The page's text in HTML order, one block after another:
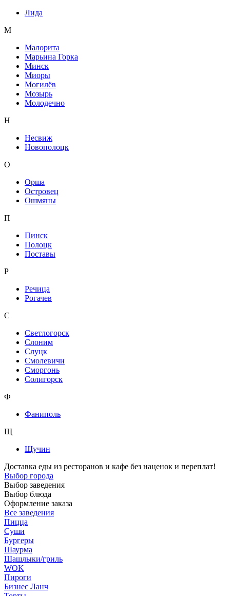
Лида
М
Малорита
Марьина Горка
Минск
Миоры
Могилёв
Мозырь
Молодечно
Н
Несвиж
Новополоцк
О
Орша
Островец
Ошмяны
П
Пинск
Полоцк
Поставы
Р
Речица
Рогачев
С
Светлогорск
Слоним
Слуцк
Смолевичи
Сморгонь
Солигорск
Ф
Фаниполь
Щ
Щучин
Доставка еды из ресторанов и кафе без наценок и переплат!
Выбор города
Выбор заведения
Выбор блюда
Оформление заказа
Все заведения
Пицца
Суши
Бургеры
Шаурма
Шашлыки/гриль
WOK
Пироги
Бизнес Ланч